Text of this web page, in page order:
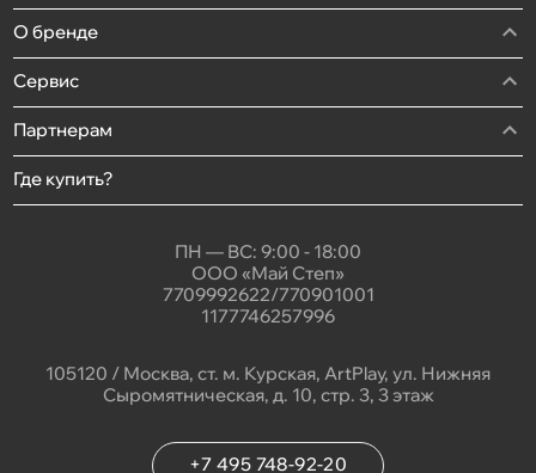
О бренде
Сервис
Партнерам
Где купить?
ПН — ВС: 9:00 - 18:00
ООО «Май Степ»
7709992622/770901001
1177746257996
105120 / Москва, ст. м. Курская, ArtPlay, ул. Нижняя
Сыромятническая, д. 10, стр. 3, 3 этаж
+7 495 748-92-20